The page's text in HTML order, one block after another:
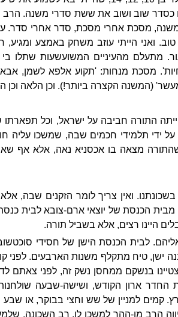
כסדר שוב ושוב את ששת סדרי משנה.
מסכת אחרי מסכת, סדר אחרי סדר.
ואני הייתי עוזב משחק באמצע ומגיע,
מתעלם מהעיניים המשועשעות שתלו בי
מסכת מנחות: 'תקוע אלפא לשמן,
(המשנה הקצרה ביותר!). וכן הלאה וכן
התורה חביבה על ישראל, וכל תפארתו
ידי תלמידי חכמים שבה, שמשכו עליה
שהתורה מצאה בו אכסניא נאה, אלא אף
ואין צריך לומר הזקנים שבה,
מבית הכנסת של יוצאי ארם-צובא לבית
היינו רצים, אלא בשביל תורה.
אליהם. לבית הכנסת הישן של חסידי
ישן, טיח מתקלף משנות הארבעים. לפני
בנשקם ממחסן נשק זה, לפני צאתם
ארון הקודש, ושישה-שבעה
קמים למניין של שש וחצי בבוקר, או שבע
הרב מן-ההר למשכן לו. רב השכונה,